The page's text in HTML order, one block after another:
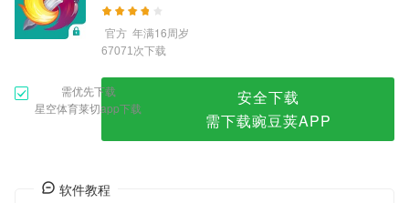
官方 年满16周岁
67071次下载
需优先下载
星空体育莱切app下载
安全下载
需下载豌豆荚APP
软件教程